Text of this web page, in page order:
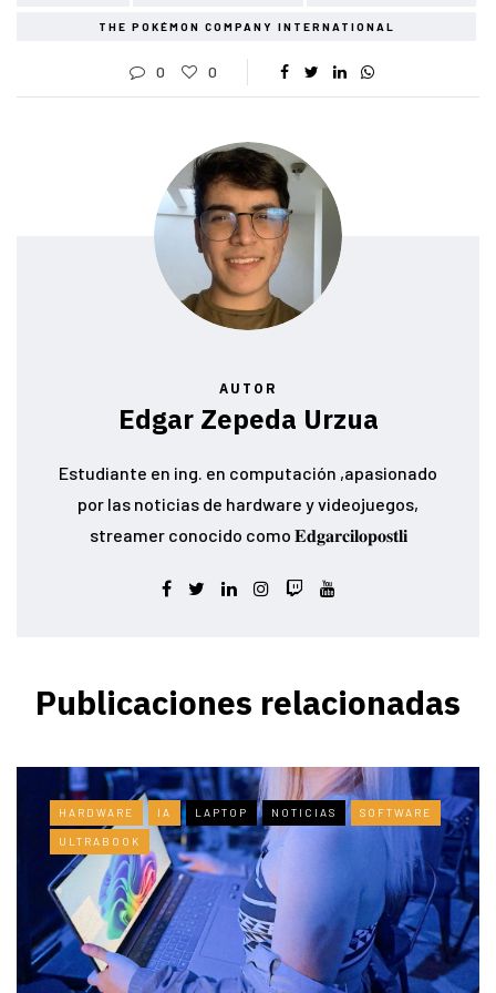
THE POKÉMON COMPANY INTERNATIONAL
0 0
AUTOR
Edgar Zepeda Urzua
Estudiante en ing. en computación ,apasionado
por las noticias de hardware y videojuegos,
streamer conocido como 𝐄𝐝𝐠𝐚𝐫𝐜𝐢𝐥𝐨𝐩𝐨𝐬𝐭𝐥𝐢
Publicaciones relacionadas
HARDWARE IA LAPTOP NOTICIAS SOFTWARE
ULTRABOOK